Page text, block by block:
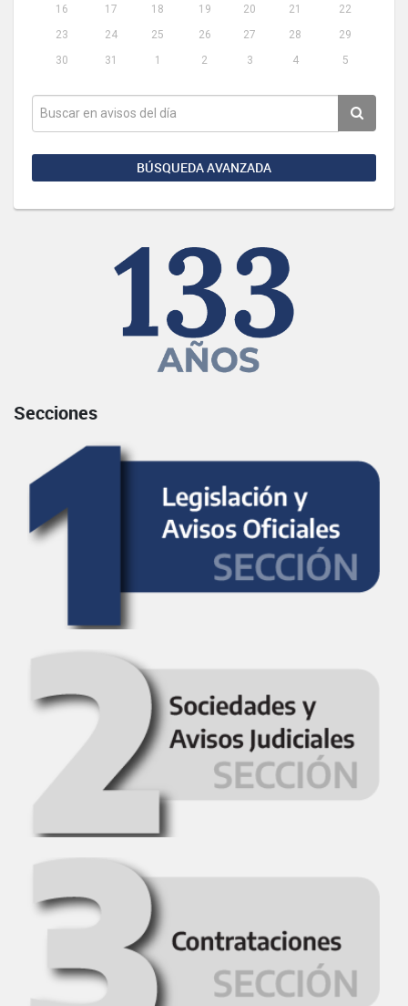
16
17 18 19 20 21
22
23
24 25 26 27 28
29
30
31 1 2 3 4 5
BÚSQUEDA AVANZADA
Secciones